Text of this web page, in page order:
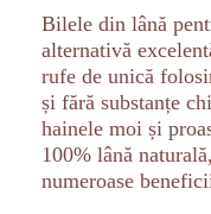
Bilele din lână
alternativă
rufe de unică
și fără substanțe
hainele moi și
100% lână
numeroase